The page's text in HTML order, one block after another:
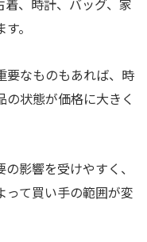
、時計、バッグ、家
。
要なものもあれば、時
状態が価格に大きく
影響を受けやすく、
て買い手の範囲が変